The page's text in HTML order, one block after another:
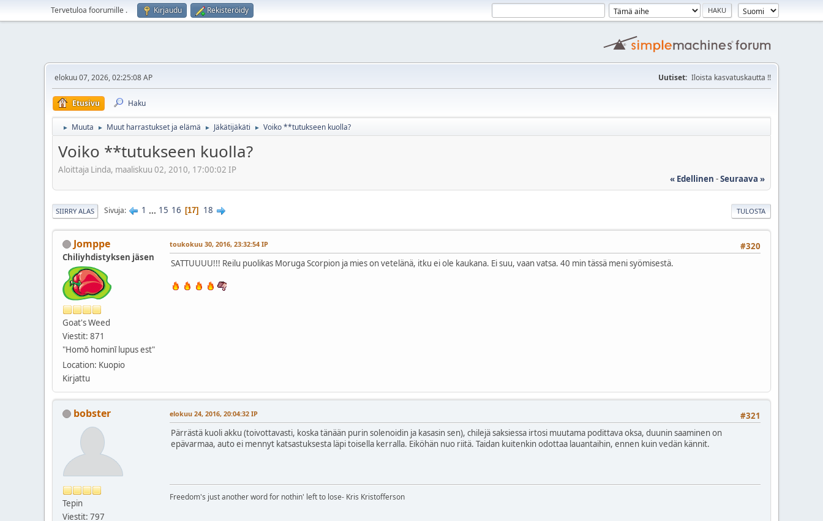
Tervetuloa foorumille . Kirjaudu Rekisteröidy
elokuu 07, 2026, 02:25:08 AP Uutiset: Iloista kasvatuskautta !!
Etusivu Haku
► Muuta ► Muut harrastukset ja elämä ► Jäkätijäkäti ► Voiko **tutukseen kuolla?
Voiko **tutukseen kuolla?
Aloittaja Linda, maaliskuu 02, 2010, 17:00:02 IP
« Edellinen -Seuraava »
TULOSTA
SIIRRY ALAS Sivuja 1 ... 15 16 17 18
Jomppe
Chiliyhdistyksen jäsen
Goat's Weed
Viestit: 871
"Homō hominī lupus est"
Location: Kuopio
Kirjattu
#320
toukokuu 30, 2016, 23:32:54 IP
SATTUUUU!!! Reilu puolikas Moruga Scorpion ja mies on vetelänä, itku ei ole kaukana. Ei suu, vaan vatsa. 40 min tässä meni syömisestä.
bobster
Tepin
Viestit: 797
#321
elokuu 24, 2016, 20:04:32 IP
Pärrästä kuoli akku (toivottavasti, koska tänään purin solenoidin ja kasasin sen), chilejä saksiessa irtosi muutama podittava oksa, duunin saaminen on
epävarmaa, auto ei mennyt katsastuksesta läpi toisella kerralla. Eiköhän nuo riitä. Taidan kuitenkin odottaa lauantaihin, ennen kuin vedän kännit.
Freedom's just another word for nothin' left to lose- Kris Kristofferson